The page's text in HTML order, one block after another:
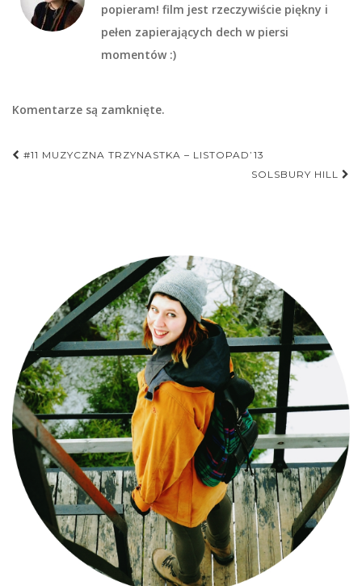
popieram! film jest rzeczywiście piękny i
pełen zapierających dech w piersi
momentów :)
Komentarze są zamknięte.
Nawigacja
#11 MUZYCZNA TRZYNASTKA – LISTOPAD’13
SOLSBURY HILL